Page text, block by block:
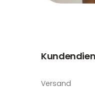
Versand